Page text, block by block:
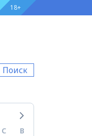
18+
Поиск
С
В